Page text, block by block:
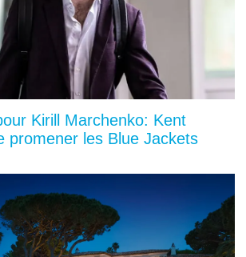
Kirill Marchenko: Kent
promener les Blue Jackets